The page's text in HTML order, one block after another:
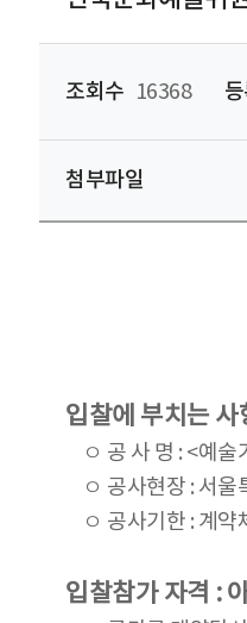
조회수 16368
첨부파일
입찰에 부치는 사
ㅇ 공 사 명 : <예술
ㅇ 공사현장 : 서울
ㅇ 공사기한 : 계약
입찰참가 자격 :